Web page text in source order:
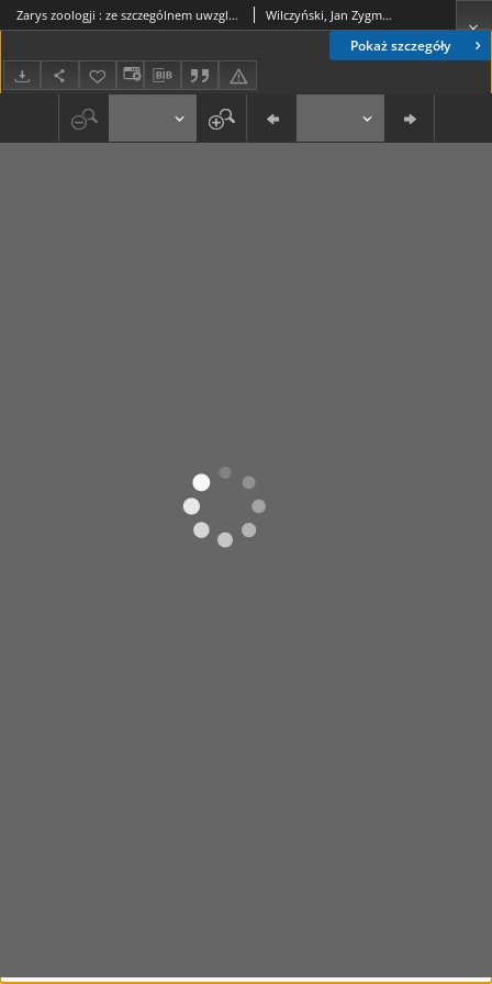
Pokaż szczegóły
Zarys zoologji : ze szczególnem uwzględnieniem pasożytów człowieka Wilczyński, Jan Zygmunt (1891-1970)